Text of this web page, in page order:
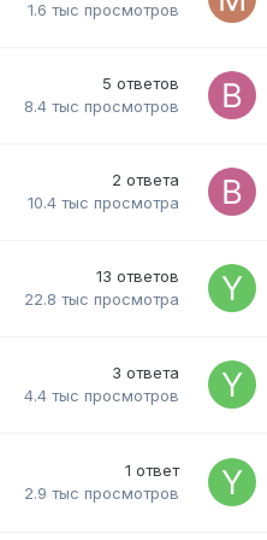
1.6 тыс просмотров
5 ответов
8.4 тыс просмотров
2 ответа
10.4 тыс просмотра
13 ответов
22.8 тыс просмотра
3 ответа
4.4 тыс просмотров
1 ответ
2.9 тыс просмотров